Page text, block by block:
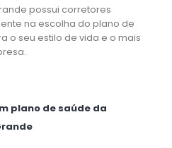
possui corretores
na escolha do plano de
o seu estilo de vida e o mais
plano de saúde da